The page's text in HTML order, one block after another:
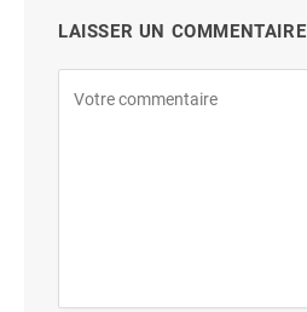
LAISSER UN COMMENTAIRE